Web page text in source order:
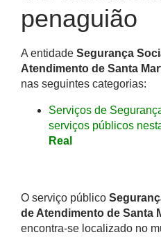
penaguião
A entidade Segurança
Atendimento de Santa
nas seguintes categorias:
Serviços de
serviços públicos
Real
O serviço público
de Atendimento de Santa
encontra-se localizado no